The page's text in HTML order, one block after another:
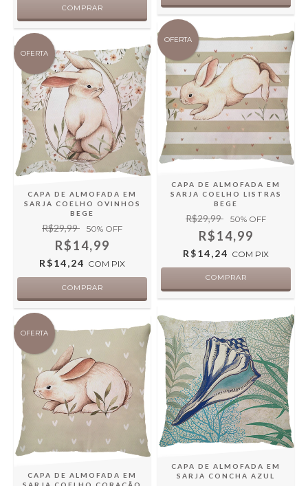
OFERTA
CAPA DE ALMOFADA EM
SARJA COELHO OVINHOS
BEGE
R$29,99 50% OFF
R$14,99
R$14,24 COM PIX
OFERTA
CAPA DE ALMOFADA EM
SARJA COELHO LISTRAS
BEGE
R$29,99 50% OFF
R$14,99
R$14,24 COM PIX
OFERTA
CAPA DE ALMOFADA EM
CAPA DE ALMOFADA EM
SARJA CONCHA AZUL